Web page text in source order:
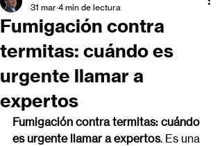
Fumigación contra
termitas: cuándo es
urgente llamar a
expertos
31 mar 4 min de lectura
Fumigación contra termitas: cuándo
es urgente llamar a expertos. Es una